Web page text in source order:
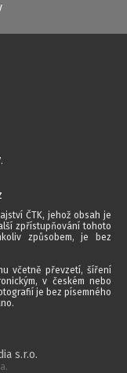
ČTK, jehož obsah je
zpřístupňování tohoto
způsobem, je bez
včetně převzetí, šíření
v českém nebo
je bez písemného
s.r.o.